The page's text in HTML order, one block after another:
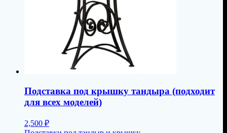
Подставка под крышку тандыра (подходит
для всех моделей)
2,500 ₽